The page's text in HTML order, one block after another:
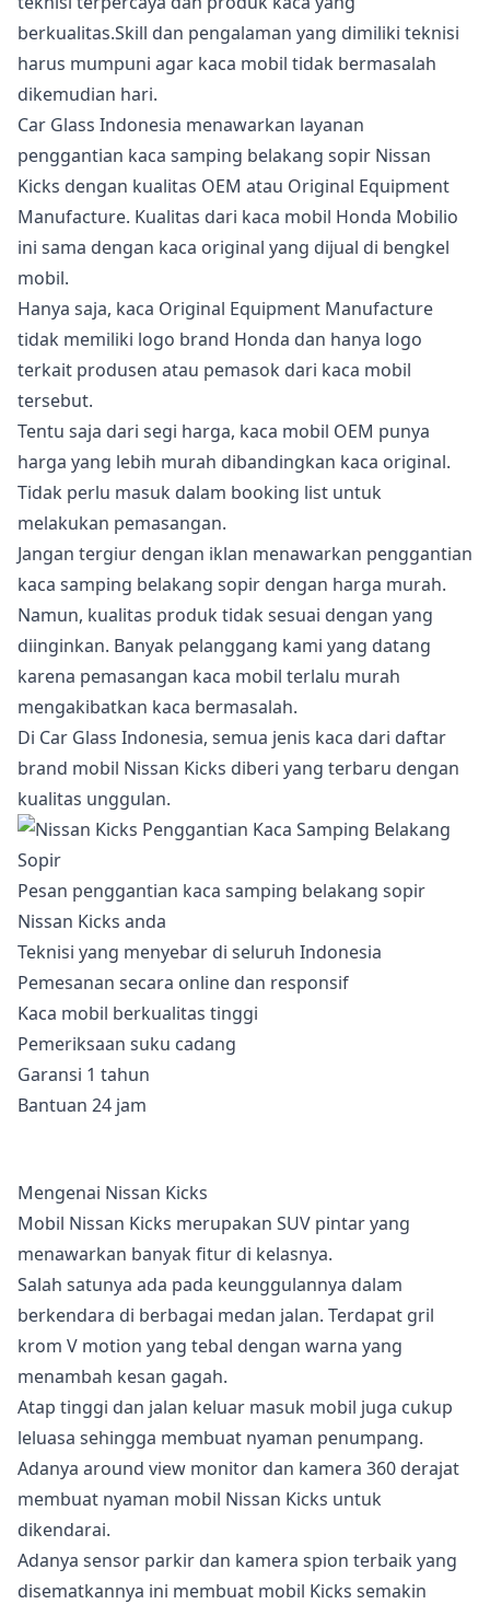
berkualitas.Skill dan pengalaman yang dimiliki teknisi
harus mumpuni agar kaca mobil tidak bermasalah
dikemudian hari.
Car Glass Indonesia menawarkan layanan
penggantian kaca samping belakang sopir Nissan
Kicks dengan kualitas OEM atau Original Equipment
Manufacture. Kualitas dari kaca mobil Honda Mobilio
ini sama dengan kaca original yang dijual di bengkel
mobil.
Hanya saja, kaca Original Equipment Manufacture
tidak memiliki logo brand Honda dan hanya logo
terkait produsen atau pemasok dari kaca mobil
tersebut.
Tentu saja dari segi harga, kaca mobil OEM punya
harga yang lebih murah dibandingkan kaca original.
Tidak perlu masuk dalam booking list untuk
melakukan pemasangan.
Jangan tergiur dengan iklan menawarkan penggantian
kaca samping belakang sopir dengan harga murah.
Namun, kualitas produk tidak sesuai dengan yang
diinginkan. Banyak pelanggang kami yang datang
karena pemasangan kaca mobil terlalu murah
mengakibatkan kaca bermasalah.
Di Car Glass Indonesia, semua jenis kaca dari daftar
brand mobil Nissan Kicks diberi yang terbaru dengan
kualitas unggulan.
Pesan penggantian kaca samping belakang sopir
Nissan Kicks anda
Teknisi yang menyebar di seluruh Indonesia
Pemesanan secara online dan responsif
Kaca mobil berkualitas tinggi
Pemeriksaan suku cadang
Garansi 1 tahun
Bantuan 24 jam
Mengenai Nissan Kicks
Mobil Nissan Kicks merupakan SUV pintar yang
menawarkan banyak fitur di kelasnya.
Salah satunya ada pada keunggulannya dalam
berkendara di berbagai medan jalan. Terdapat gril
krom V motion yang tebal dengan warna yang
menambah kesan gagah.
Atap tinggi dan jalan keluar masuk mobil juga cukup
leluasa sehingga membuat nyaman penumpang.
Adanya around view monitor dan kamera 360 derajat
membuat nyaman mobil Nissan Kicks untuk
dikendarai.
Adanya sensor parkir dan kamera spion terbaik yang
disematkannya ini membuat mobil Kicks semakin